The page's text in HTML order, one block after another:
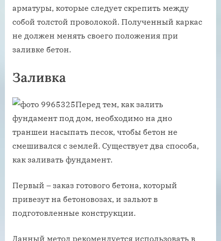
арматуры, которые следует скрепить между
собой толстой проволокой. Полученный каркас
не должен менять своего положения при
заливке бетон.
Заливка
Перед тем, как залить
фундамент под дом, необходимо на дно
траншеи насыпать песок, чтобы бетон не
смешивался с землей. Существует два способа,
как заливать фундамент.
Первый – заказ готового бетона, который
привезут на бетоновозах, и зальют в
подготовленные конструкции.
Данный метод рекомендуется использовать в